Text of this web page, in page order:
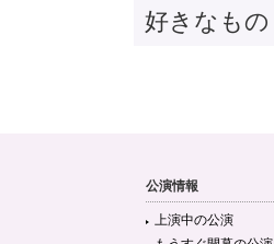
好きなもの
公演情報
上演中の公演